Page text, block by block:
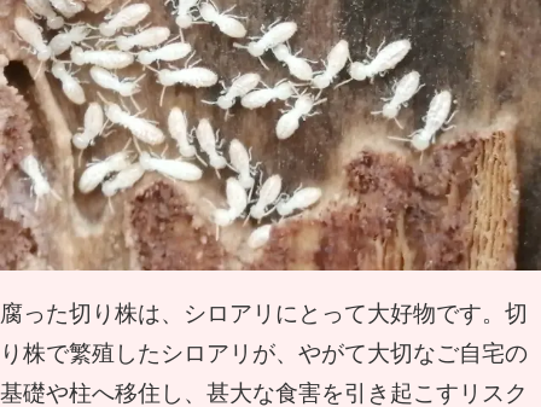
腐った切り株は、シロアリにとって大好物です。切
り株で繁殖したシロアリが、やがて大切なご自宅の
基礎や柱へ移住し、甚大な食害を引き起こすリスク